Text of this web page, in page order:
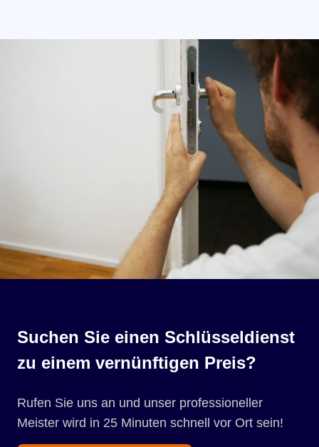
Suchen Sie einen Schlüsseldienst
zu einem vernünftigen Preis?
Rufen Sie uns an und unser professioneller
Meister wird in 25 Minuten schnell vor Ort sein!